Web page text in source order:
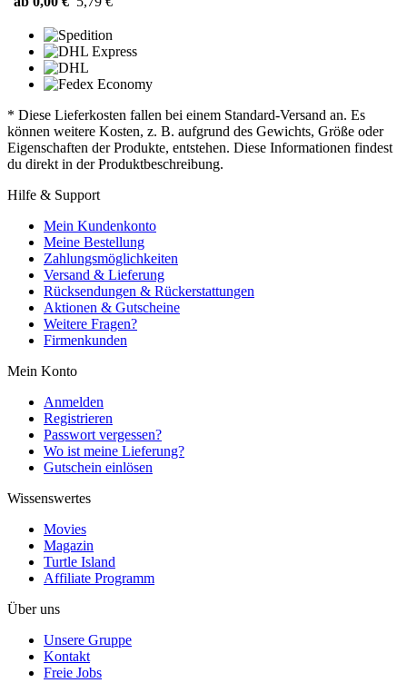
* Diese Lieferkosten fallen bei einem Standard-Versand an. Es
können weitere Kosten, z. B. aufgrund des Gewichts, Größe oder
Eigenschaften der Produkte, entstehen. Diese Informationen findest
du direkt in der Produktbeschreibung.
Hilfe & Support
Mein Kundenkonto
Meine Bestellung
Zahlungsmöglichkeiten
Versand & Lieferung
Rücksendungen & Rückerstattungen
Aktionen & Gutscheine
Weitere Fragen?
Firmenkunden
Mein Konto
Anmelden
Registrieren
Passwort vergessen?
Wo ist meine Lieferung?
Gutschein einlösen
Wissenswertes
Movies
Magazin
Turtle Island
Affiliate Programm
Über uns
Unsere Gruppe
Kontakt
Freie Jobs